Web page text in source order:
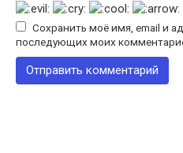
Сохранить моё имя, email и
последующих моих